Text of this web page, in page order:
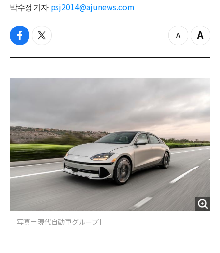
박수정 기자 psj2014@ajunews.com
f
c
b
t
i
t
z
o
o
Z
o
i
［写真＝​現代自動車グループ］